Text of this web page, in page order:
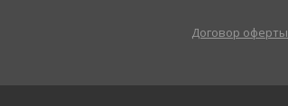
Договор оферты